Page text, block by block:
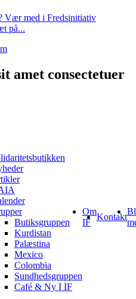
Vær med i Fredsinitiativ
på...
amet consectetuer
Butiksgruppen
Kurdistan
Palæstina
Mexico
Colombia
Sundhedsgruppen
Café & Ny I IF
Om
IF
Kontakt